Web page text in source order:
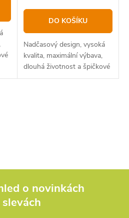
DO KOŠÍKU
Nadčasový design, vysoká
kvalita, maximální výbava,
dlouhá životnost a špičkové
zpracování. To je základní
o novinkách
slevách